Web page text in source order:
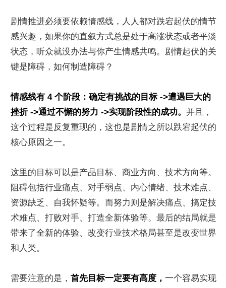
剧情推进必须要依赖情感线，人人都对跌宕起伏的情节
感兴趣，如果你的直叙方式总是处于高涨状态或者平淡
状态，听众就没办法与你产生情感共鸣。剧情起伏的关
键是障碍，如何制造障碍？
情感线有 4 个阶段：确定有挑战的目标 ->遭遇巨大的
挫折 ->通过不懈的努力 ->实现阶段性的成功。 并且，
这个过程是反复重现的，这也是剧情之所以跌宕起伏的
核心原因之一。
这里的目标可以是产品目标、商业方向、技术方向等。
阻碍包括行业痛点、对手弱点、内心情绪、技术难点、
资源缺乏、自我怀疑等。而努力则是解决痛点、搞定技
术难点、打败对手、打造全新体验等。最后的结局就是
带来了全新的体验、改变行业技术格局甚至是改变世界
和人类。
需要注意的是， 首先目标一定要有高度， 一个容易实现